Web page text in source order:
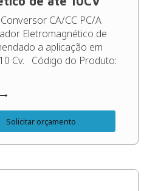
CA/CC PC/A
Eletromagnético de
a aplicação em
Cv. Código do Produto:
⟶
Solicitar orçamento